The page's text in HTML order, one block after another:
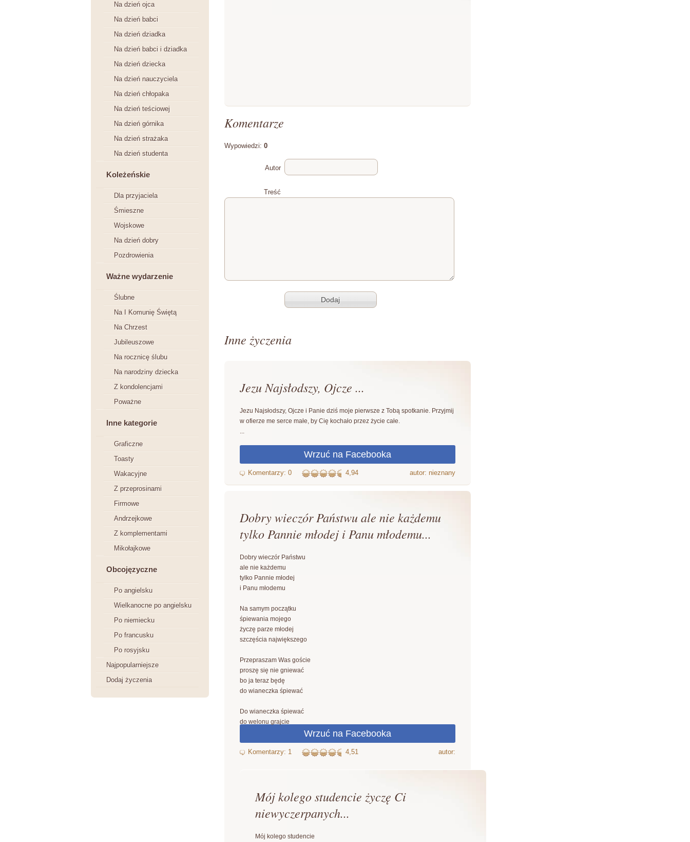
Na dzień ojca
Na dzień babci
Na dzień dziadka
Na dzień babci i dziadka
Na dzień dziecka
Na dzień nauczyciela
Na dzień chłopaka
Na dzień teściowej
Na dzień górnika
Na dzień strażaka
Na dzień studenta
Koleżeńskie
Dla przyjaciela
Śmieszne
Wojskowe
Na dzień dobry
Pozdrowienia
Ważne wydarzenie
Ślubne
Na I Komunię Świętą
Na Chrzest
Jubileuszowe
Na rocznicę ślubu
Na narodziny dziecka
Z kondolencjami
Poważne
Inne kategorie
Graficzne
Toasty
Wakacyjne
Z przeprosinami
Firmowe
Andrzejkowe
Z komplementami
Mikołajkowe
Obcojęzyczne
Po angielsku
Wielkanocne po angielsku
Po niemiecku
Po francusku
Po rosyjsku
Najpopularniejsze
Dodaj życzenia
Komentarze
Wypowiedzi: 0
Autor
Treść
Inne życzenia
Jezu Najsłodszy, Ojcze ...
Jezu Najsłodszy, Ojcze i Panie dziś moje pierwsze z Tobą spotkanie. Przyjmij
w ofierze me serce małe, by Cię kochało przez życie całe.
...
4,94 autor: nieznany
Dobry wieczór Państwu ale nie każdemu
tylko Pannie młodej i Panu młodemu...
Dobry wieczór Państwu
ale nie każdemu
tylko Pannie młodej
i Panu młodemu
Na samym początku
śpiewania mojego
życzę parze młodej
szczęścia największego
Przepraszam Was goście
proszę się nie gniewać
bo ja teraz będę
do wianeczka śpiewać
Do wianeczka śpiewać
do welonu grajcie
4,51 autor:
Mój kolego studencie życzę Ci
niewyczerpanych...
Mój kolego studencie